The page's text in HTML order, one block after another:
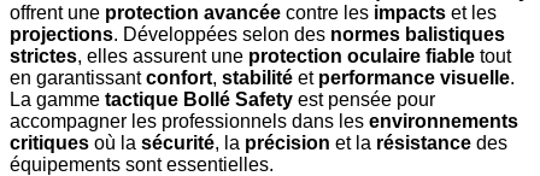
offrent une protection avancée contre les impacts et les
projections. Développées selon des normes balistiques
strictes, elles assurent une protection oculaire fiable tout
en garantissantconfort, stabilité et performance visuelle.
La gamme tactique Bollé Safety est pensée pour
accompagner les professionnels dans les environnements
critiques où la sécurité, la précision et la résistance des
équipements sont essentielles.